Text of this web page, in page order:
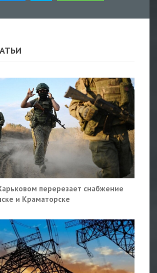
перерезает снабжение
и Краматорске